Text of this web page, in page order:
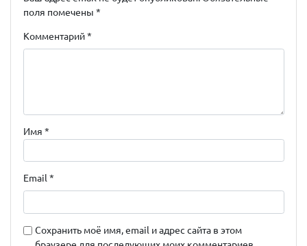
поля помечены *
Комментарий*
Имя *
Email*
Сохранить моё имя, email и адрес сайта в этом